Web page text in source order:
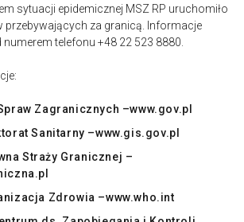
sytuacji epidemicznej MSZ RP uruchomiło
przebywających za granicą. Informacje
telefonu +48 22 523 8880.
Zagranicznych –www.gov.pl
Sanitarny –www.gis.gov.pl
Straży Granicznej –
Zdrowia –www.who.int